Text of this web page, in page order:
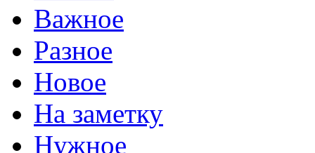
Важное
Разное
Новое
На заметку
Нужное